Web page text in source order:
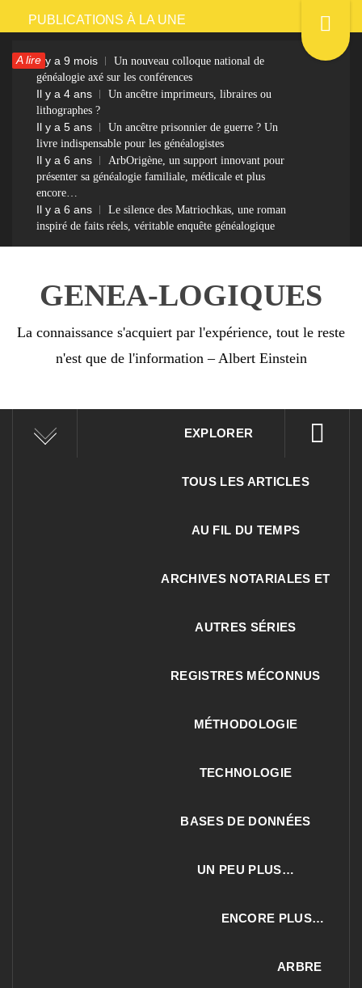
Passer
contenu
PUBLICATIONS À LA UNE
A lireIl y a 9 mois
Un nouveau colloque national de
généalogie axé sur les conférences
Il y a 4 ans
Un ancêtre imprimeurs, libraires ou
lithographes ?
Il y a 5 ans
Un ancêtre prisonnier de guerre ? Un
livre indispensable pour les généalogistes
Il y a 6 ans
ArbOrigène, un support innovant pour
présenter sa généalogie familiale, médicale et plus
encore…
Il y a 6 ans
Le silence des Matriochkas, une roman
inspiré de faits réels, véritable enquête généalogique
GENEA-LOGIQUES
La connaissance s'acquiert par l'expérience, tout le reste
n'est que de l'information – Albert Einstein
EXPLORER
TOUS LES ARTICLES
AU FIL DU TEMPS
ARCHIVES NOTARIALES ET
AUTRES SÉRIES
REGISTRES MÉCONNUS
MÉTHODOLOGIE
TECHNOLOGIE
BASES DE DONNÉES
UN PEU PLUS…
ENCORE PLUS…
ARBRE